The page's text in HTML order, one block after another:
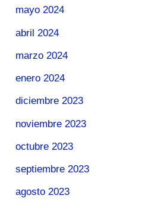
mayo 2024
abril 2024
marzo 2024
enero 2024
diciembre 2023
noviembre 2023
octubre 2023
septiembre 2023
agosto 2023